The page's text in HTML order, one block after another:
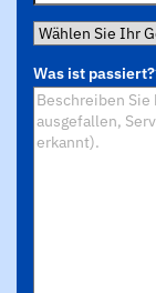
Mail*
Wählen
Ihr
Gerät*
Was ist passiert?